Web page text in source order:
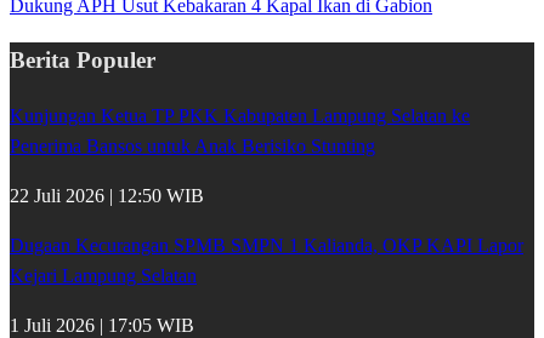
Dukung APH Usut Kebakaran 4 Kapal Ikan di Gabion
Berita Populer
Kunjungan Ketua TP PKK Kabupaten Lampung Selatan ke
Penerima Bansos untuk Anak Berisiko Stunting
22 Juli 2026 | 12:50 WIB
Dugaan Kecurangan SPMB SMPN 1 Kalianda, OKP KAPI Lapor
Kejari Lampung Selatan
1 Juli 2026 | 17:05 WIB